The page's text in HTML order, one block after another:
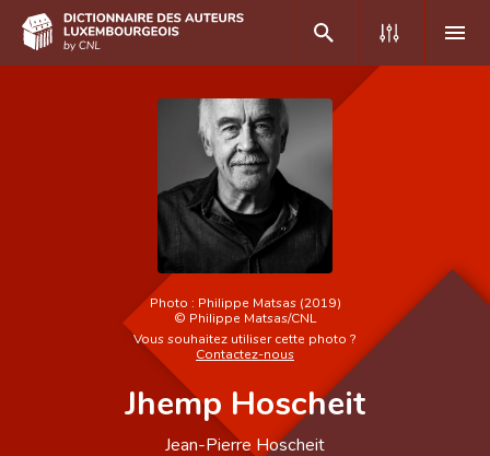
Recherche avancée
Foire aux questions
Équipe scientifique
Photo : Philippe Matsas (2019)
© Philippe Matsas/CNL
Vous souhaitez utiliser cette photo ?
Contactez-nous
Jhemp Hoscheit
Jean-Pierre Hoscheit